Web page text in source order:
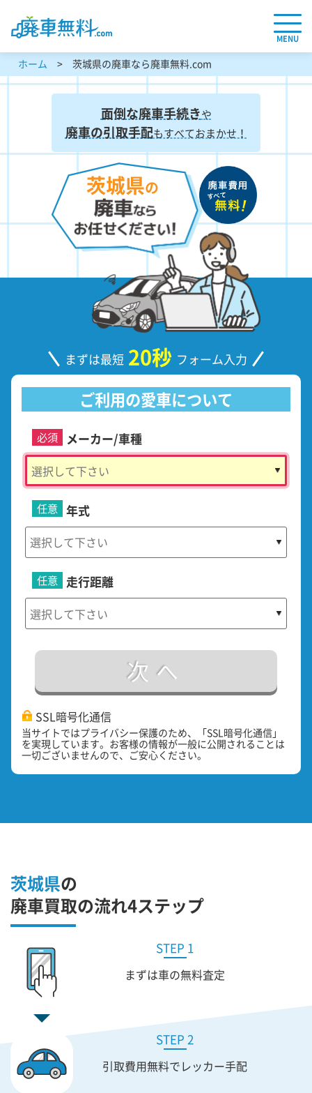
MENU
ホーム 茨城県の廃車なら廃車無料.com
茨城県の
面倒な廃車手続きや
廃車の引取手配もすべておまかせ！
まずは最短 20秒 フォーム入力
ご利用の愛車について
メーカー/車種
必須
年式
任意
走行距離
任意
次へ
SSL暗号化通信
当サイトではプライバシー保護のため、「SSL暗号化通信」
を実現しています。お客様の情報が一般に公開されることは
一切ございませんので、ご安心ください。
茨城県の
廃車買取の流れ4ステップ
STEP 1
まずは車の無料査定
STEP 2
引取費用無料でレッカー手配